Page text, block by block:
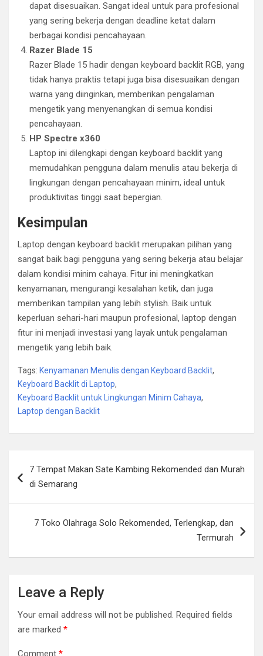
dapat disesuaikan. Sangat ideal untuk para profesional
yang sering bekerja dengan deadline ketat dalam
berbagai kondisi pencahayaan.
Razer Blade 15
Razer Blade 15 hadir dengan keyboard backlit RGB, yang
tidak hanya praktis tetapi juga bisa disesuaikan dengan
warna yang diinginkan, memberikan pengalaman
mengetik yang menyenangkan di semua kondisi
pencahayaan.
HP Spectre x360
Laptop ini dilengkapi dengan keyboard backlit yang
memudahkan pengguna dalam menulis atau bekerja di
lingkungan dengan pencahayaan minim, ideal untuk
produktivitas tinggi saat bepergian.
Kesimpulan
Laptop dengan keyboard backlit merupakan pilihan yang
sangat baik bagi pengguna yang sering bekerja atau belajar
dalam kondisi minim cahaya. Fitur ini meningkatkan
kenyamanan, mengurangi kesalahan ketik, dan juga
memberikan tampilan yang lebih stylish. Baik untuk
keperluan sehari-hari maupun profesional, laptop dengan
fitur ini menjadi investasi yang layak untuk pengalaman
mengetik yang lebih baik.
Tags: Kenyamanan Menulis dengan Keyboard Backlit,
Keyboard Backlit di Laptop,
Keyboard Backlit untuk Lingkungan Minim Cahaya,
Laptop dengan Backlit
navigation
7 Tempat Makan Sate Kambing Rekomended dan Murah
di Semarang
7 Toko Olahraga Solo Rekomended, Terlengkap, dan
Termurah
Leave a Reply
Your email address will not be published. Required fields
are marked *
Comment *